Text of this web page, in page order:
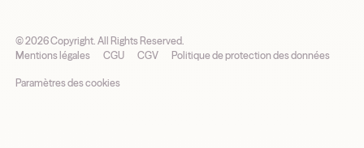
©2026Copyright. All Rights Reserved.
Mentions légales
CGU CGV Politique de protection des données
Paramètres des cookies